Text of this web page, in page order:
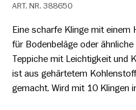
ART. NR. 388650
Eine scharfe Klinge mit einem
für Bodenbeläge oder
Teppiche mit Leichtigkeit und
ist aus gehärtetem
gemacht. Wird mit 10 Klingen